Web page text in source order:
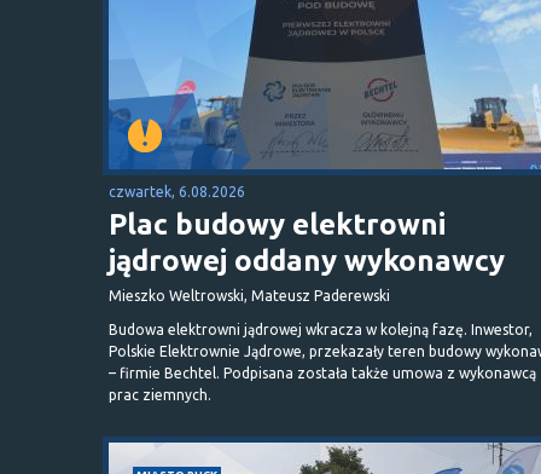
czwartek, 6.08.2026
Plac budowy elektrowni
jądrowej oddany wykonawcy
Mieszko Weltrowski, Mateusz Paderewski
Budowa elektrowni jądrowej wkracza w kolejną fazę. Inwestor,
Polskie Elektrownie Jądrowe, przekazały teren budowy
– firmie Bechtel. Podpisana została także umowa z wykonawcą
prac ziemnych.